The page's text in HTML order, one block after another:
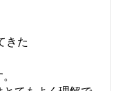
きた